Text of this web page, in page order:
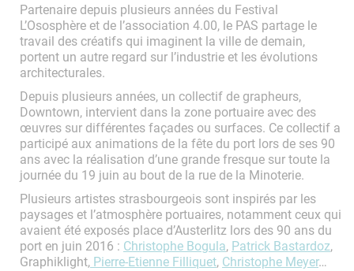
Partenaire depuis plusieurs années du Festival
L’Ososphère et de l’association 4.00, le PAS partage le
travail des créatifs qui imaginent la ville de demain,
portent un autre regard sur l’industrie et les évolutions
architecturales.
Depuis plusieurs années, un collectif de grapheurs,
Downtown, intervient dans la zone portuaire avec des
œuvres sur différentes façades ou surfaces. Ce collectif a
participé aux animations de la fête du port lors de ses 90
ans avec la réalisation d’une grande fresque sur toute la
journée du 19 juin au bout de la rue de la Minoterie.
Plusieurs artistes strasbourgeois sont inspirés par les
paysages et l’atmosphère portuaires, notamment ceux qui
avaient été exposés place d’Austerlitz lors des 90 ans du
port en juin 2016 : Christophe Bogula, Patrick Bastardoz,
Graphiklight, Pierre-Etienne Filliquet, Christophe Meyer…